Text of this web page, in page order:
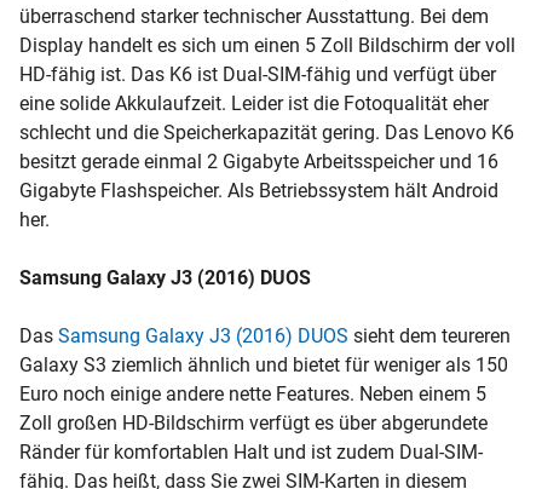
überraschend starker technischer Ausstattung. Bei dem
Display handelt es sich um einen 5 Zoll Bildschirm der voll
HD-fähig ist. Das K6 ist Dual-SIM-fähig und verfügt über
eine solide Akkulaufzeit. Leider ist die Fotoqualität eher
schlecht und die Speicherkapazität gering. Das Lenovo K6
besitzt gerade einmal 2 Gigabyte Arbeitsspeicher und 16
Gigabyte Flashspeicher. Als Betriebssystem hält Android
her.
Samsung Galaxy J3 (2016) DUOS
Das Samsung Galaxy J3 (2016) DUOS sieht dem teureren
Galaxy S3 ziemlich ähnlich und bietet für weniger als 150
Euro noch einige andere nette Features. Neben einem 5
Zoll großen HD-Bildschirm verfügt es über abgerundete
Ränder für komfortablen Halt und ist zudem Dual-SIM-
fähig. Das heißt, dass Sie zwei SIM-Karten in diesem